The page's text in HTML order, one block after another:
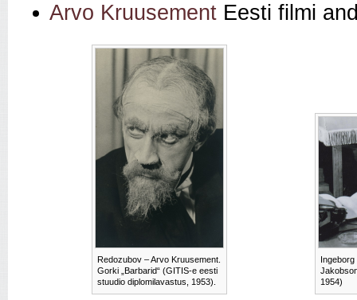
Arvo Kruusement Eesti filmi
Redozubov – Arvo Kruusement.
Gorki „Barbarid“ (GITIS-e eesti
stuudio diplomilavastus, 1953).
Ingeborg
1954)